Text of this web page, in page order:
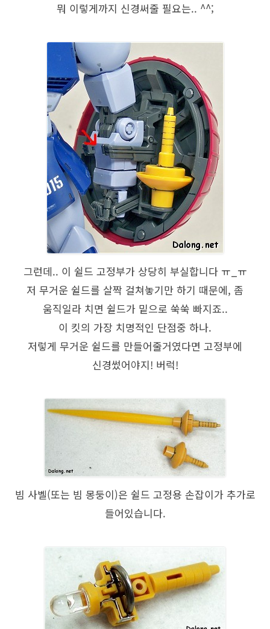
뭐 이렇게까지 신경써줄 필요는.. ^^;
그런데.. 이 쉴드 고정부가 상당히 부실합니다 ㅠ_ㅠ
저 무거운 쉴드를 살짝 걸쳐놓기만 하기 때문에, 좀
움직일라 치면 쉴드가 밑으로 쑥쑥 빠지죠..
이 킷의 가장 치명적인 단점중 하나.
저렇게 무거운 쉴드를 만들어줄거였다면 고정부에
신경썼어야지! 버럭!
빔 사벨(또는 빔 몽둥이)은 쉴드 고정용 손잡이가 추가로
들어있습니다.